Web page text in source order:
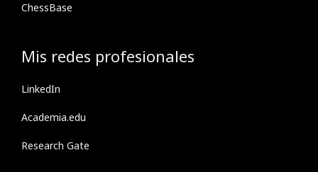
ChessBase
Mis redes profesionales
LinkedIn
Academia.edu
Research Gate